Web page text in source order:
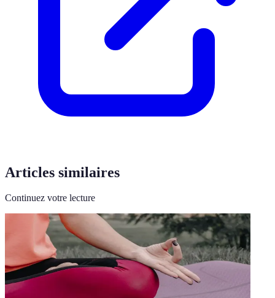
Articles similaires
Continuez votre lecture